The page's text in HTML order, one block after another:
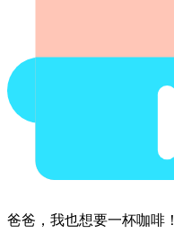
爸爸，​我​也​想要​一杯​咖啡！